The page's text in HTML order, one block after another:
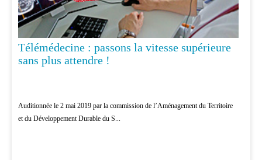
Télémédecine : passons la vitesse supérieure
sans plus attendre !
Auditionnée le 2 mai 2019 par la commission de l’Aménagement du Territoire
et du Développement Durable du S...